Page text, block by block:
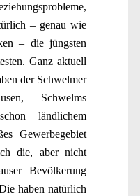
– genau wie
– die jüngsten
Ganz aktuell
der Schwelmer
Schwelms
ländlichem
Gewerbegebiet
die, aber nicht
Bevölkerung
haben natürlich